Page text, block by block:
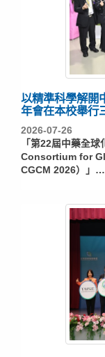
以精準科學解開
年會在本校舉行
2026-07-26
「第22屆中藥全
Consortium for
CGCM 2026）」…